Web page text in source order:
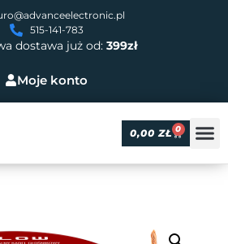
Moje konto
dostawa już od: 399zł
515-141-783
0,00 ZŁ 0